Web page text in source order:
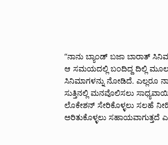
“ನಾನು ಬ್ಯಾಂಡ್ ಬಜಾ ಬಾರಾತ್
ಆ ಸಮಯದಲ್ಲಿ ಬಂದಿದ್ದ ದಿಲ್ಲಿ
ಸಿನಿಮಾಗಳನ್ನು ನೋಡಿದೆ. ಎಲ್ಲರೂ
ಸುತ್ತಿನಲ್ಲಿ ಮನವೊಲಿಸಲು
ಲೊಕೇಶನ್ ಸೇರಿಕೊಳ್ಳಲು ಸಲಹೆ
ಅರಿತುಕೊಳ್ಳಲು ಸಹಾಯವಾಗುತ್ತದೆ